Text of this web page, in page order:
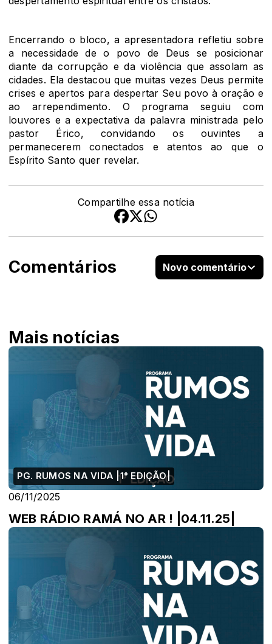
Encerrando o bloco, a apresentadora refletiu sobre
a necessidade de o povo de Deus se posicionar
diante da corrupção e da violência que assolam as
cidades. Ela destacou que muitas vezes Deus permite
crises e apertos para despertar Seu povo à oração e
ao arrependimento. O programa seguiu com
louvores e a expectativa da palavra ministrada pelo
pastor Érico, convidando os ouvintes a
permanecerem conectados e atentos ao que o
Espírito Santo quer revelar.
Compartilhe essa notícia
Comentários Novo comentário
Mais notícias
PG. RUMOS NA VIDA |1° EDIÇÃO|
06/11/2025
WEB RÁDIO RAMÁ NO AR ! |04.11.25|